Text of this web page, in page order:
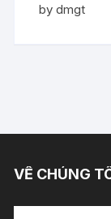
Rated5out
of 5
by dmgt
VỀ CHÚNG